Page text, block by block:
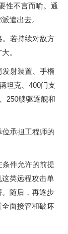
性不言而喻。通
遣出去。
。若持续对敌方
。
射装置、手榴
坦克、400门支
250艘驱逐舰和
承担工程师的
件允许的前提
类远程攻击单
随后，再逐步
面接管和破坏